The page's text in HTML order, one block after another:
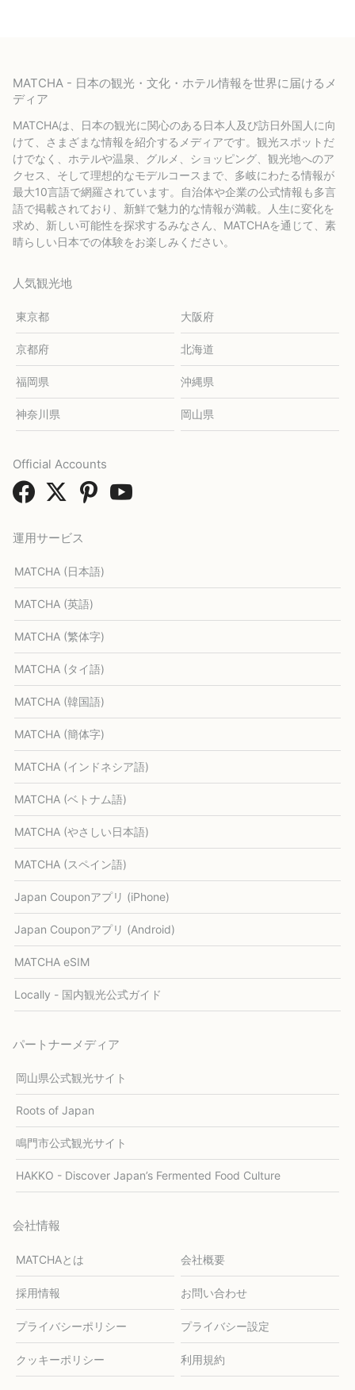
MATCHA - 日本の観光・文化・ホテル情報を世界に届けるメ
ディア
MATCHAは、日本の観光に関心のある日本人及び訪日外国人に向
けて、さまざまな情報を紹介するメディアです。観光スポットだ
けでなく、ホテルや温泉、グルメ、ショッピング、観光地へのア
クセス、そして理想的なモデルコースまで、多岐にわたる情報が
最大10言語で網羅されています。自治体や企業の公式情報も多言
語で掲載されており、新鮮で魅力的な情報が満載。人生に変化を
求め、新しい可能性を探求するみなさん、MATCHAを通じて、素
晴らしい日本での体験をお楽しみください。
人気観光地
東京都 大阪府
京都府 北海道
福岡県 沖縄県
神奈川県 岡山県
運用サービス
MATCHA (日本語)
MATCHA (英語)
MATCHA (繁体字)
MATCHA (タイ語)
MATCHA (韓国語)
MATCHA (簡体字)
MATCHA (インドネシア語)
MATCHA (ベトナム語)
MATCHA (やさしい日本語)
MATCHA (スペイン語)
Japan Couponアプリ (iPhone)
Japan Couponアプリ (Android)
MATCHA eSIM
Locally - 国内観光公式ガイド
パートナーメディア
岡山県公式観光サイト
Roots of Japan
鳴門市公式観光サイト
HAKKO - Discover Japan’s Fermented Food Culture
会社情報
MATCHAとは 会社概要
採用情報 お問い合わせ
プライバシーポリシー プライバシー設定
クッキーポリシー 利用規約
Official Accounts